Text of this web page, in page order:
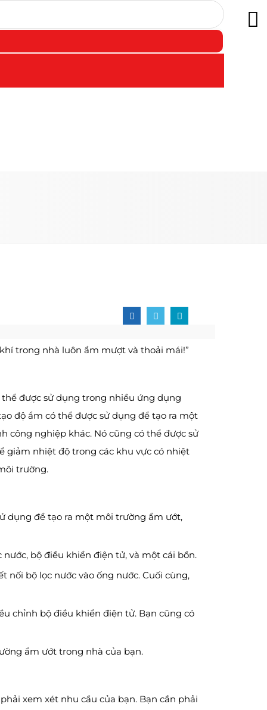
trong nhà luôn ẩm mượt và thoải mái!”
được sử dụng trong nhiều ứng dụng
độ ẩm có thể được sử dụng để tạo ra một
công nghiệp khác. Nó cũng có thể được sử
giảm nhiệt độ trong các khu vực có nhiệt
trường.
dụng để tạo ra một môi trường ẩm ướt,
bộ điều khiển điện tử, và một cái bồn.
nối bộ lọc nước vào ống nước. Cuối cùng,
chỉnh bộ điều khiển điện tử. Bạn cũng có
ẩm ướt trong nhà của bạn.
xem xét nhu cầu của bạn. Bạn cần phải